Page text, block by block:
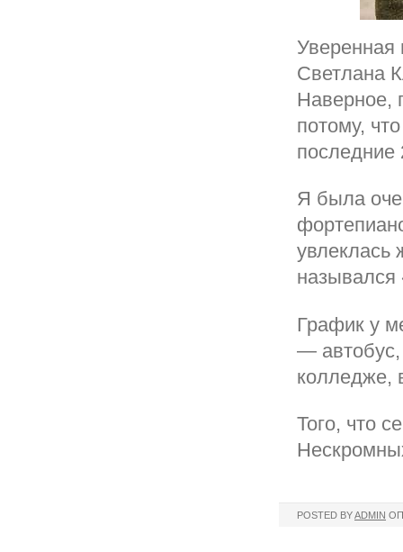
Уверенная
Светлана
Наверное,
потому,
последние
Я была
увлеклась
назывался
График у
— автобус,
колледже,
Того, что
POSTED BYADMIN